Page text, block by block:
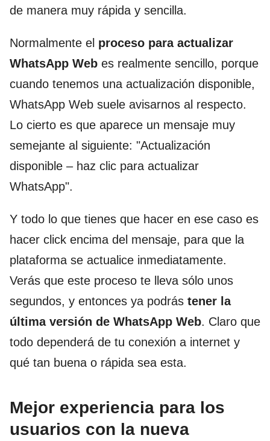
de manera muy rápida y sencilla.
Normalmente el proceso para actualizar
WhatsApp Web es realmente sencillo, porque
cuando tenemos una actualización disponible,
WhatsApp Web suele avisarnos al respecto.
Lo cierto es que aparece un mensaje muy
semejante al siguiente: "Actualización
disponible – haz clic para actualizar
WhatsApp".
Y todo lo que tienes que hacer en ese caso es
hacer click encima del mensaje, para que la
plataforma se actualice inmediatamente.
Verás que este proceso te lleva sólo unos
segundos, y entonces ya podrás tener la
última versión de WhatsApp Web. Claro que
todo dependerá de tu conexión a internet y
qué tan buena o rápida sea esta.
Mejor experiencia para los
usuarios con la nueva